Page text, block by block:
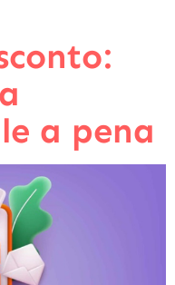
a pena